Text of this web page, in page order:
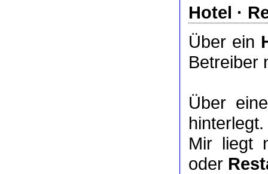
Hotel ·
Über ein
Betreiber
Über
hinterlegt.
Mir liegt
oder